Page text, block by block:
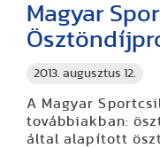
2013. augusztus 12.
Magyar
A Magyar
továbbiakban:
által alapított